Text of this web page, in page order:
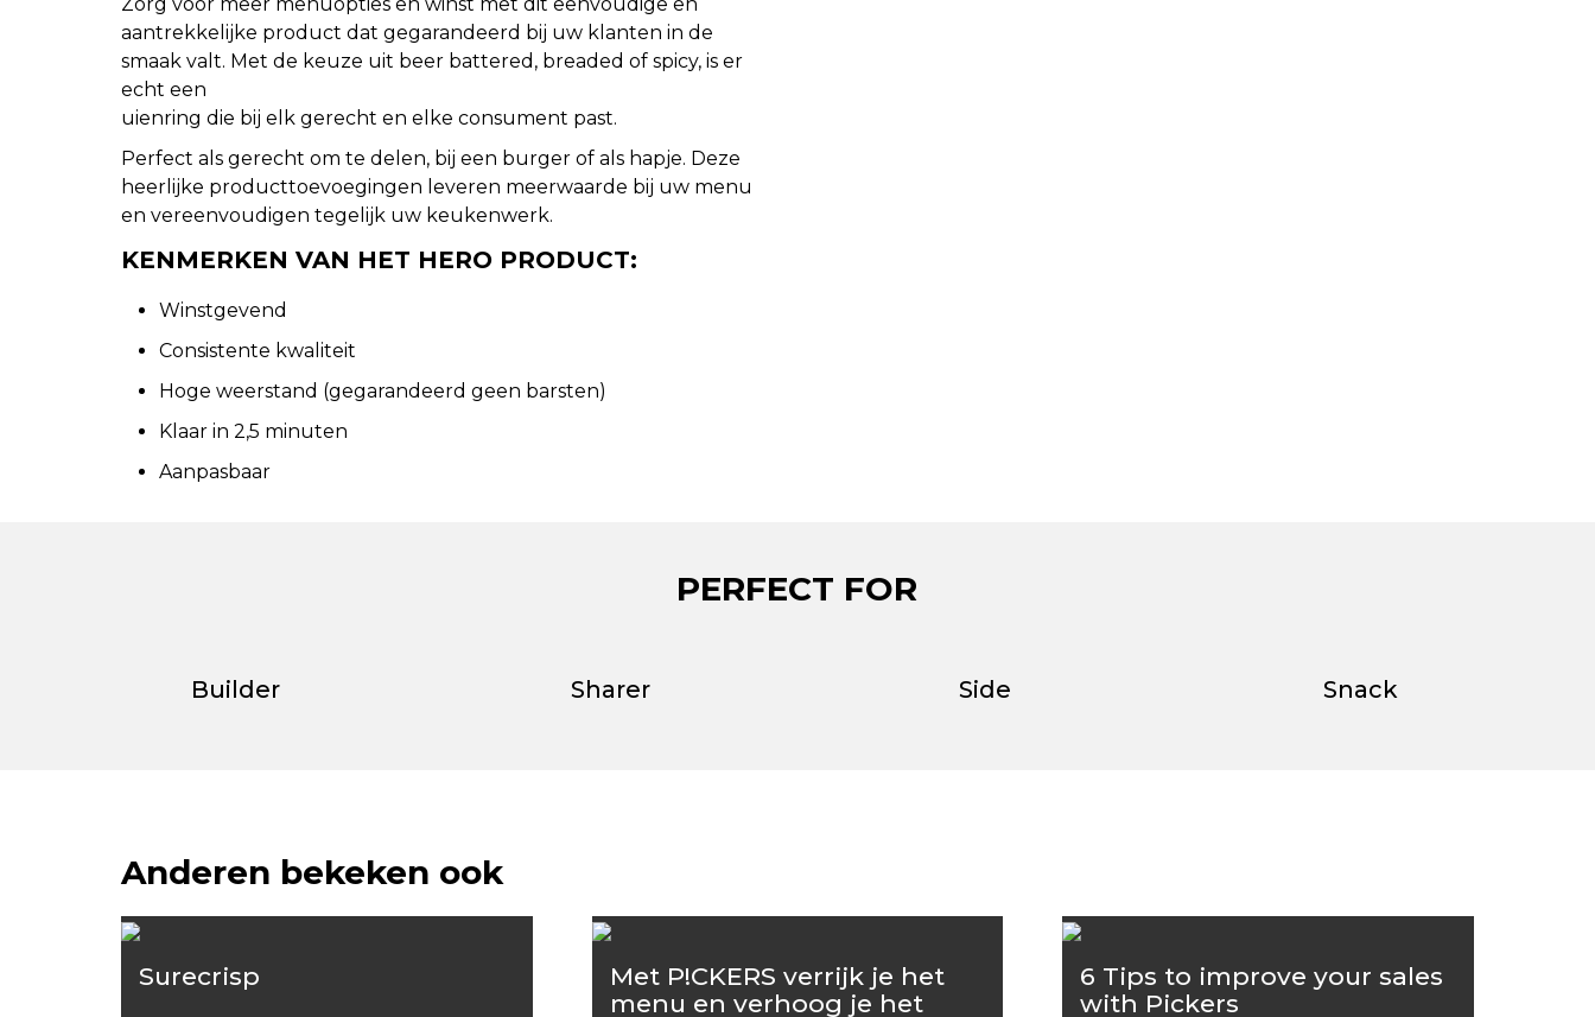
aantrekkelijke product dat gegarandeerd bij uw klanten in de
smaak valt. Met de keuze uit beer battered, breaded of spicy, is er
echt een
uienring die bij elk gerecht en elke consument past.
Perfect als gerecht om te delen, bij een burger of als hapje. Deze
heerlijke producttoevoegingen leveren meerwaarde bij uw menu
en vereenvoudigen tegelijk uw keukenwerk.
KENMERKEN VAN HET HERO PRODUCT:
Winstgevend
Consistente kwaliteit
Hoge weerstand (gegarandeerd geen barsten)
Klaar in 2,5 minuten
Aanpasbaar
PERFECT FOR
Builder Sharer Side Snack
Anderen bekeken ook
Surecrisp
Met P!CKERS verrijk je het
menu en verhoog je het
6 Tips to improve your sales
with Pickers